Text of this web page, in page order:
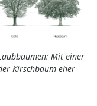
Mit einer
Kirschbaum eher